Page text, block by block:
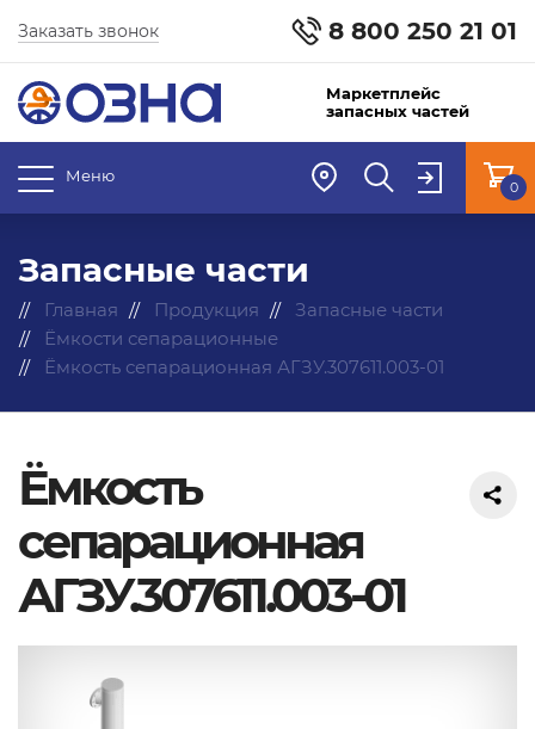
8 800 250 21 01
Заказать звонок
Маркетплейс
запасных частей
Меню
0
Запасные части
Главная Продукция
Запасные части
Ёмкости сепарационные
Ёмкость сепарационная АГЗУ.307611.003-01
Ёмкость
сепарационная
АГЗУ.307611.003-01